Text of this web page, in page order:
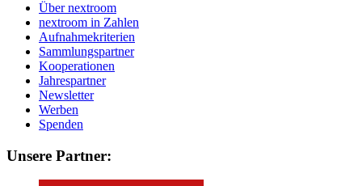
Über nextroom
nextroom in Zahlen
Aufnahmekriterien
Sammlungspartner
Kooperationen
Jahrespartner
Newsletter
Werben
Spenden
Unsere Partner: